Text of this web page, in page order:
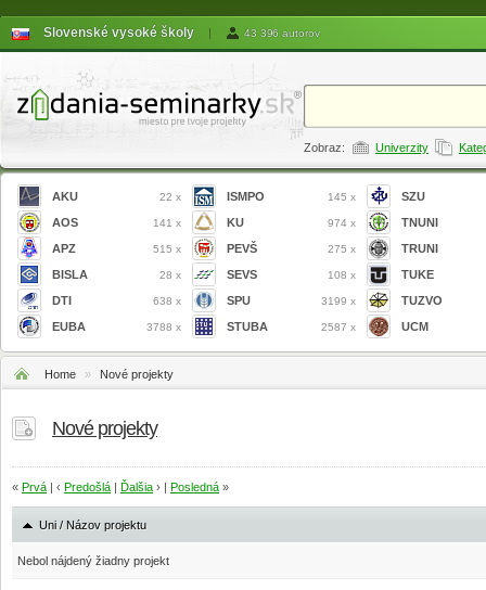
Slovenské vysoké školy | 43 396 autorov
Zobraz: Univerzity
AKU 22 x
AOS 141 x
APZ 515 x
BISLA 28 x
DTI 638 x
EUBA 3788 x
ISMPO 145 x
KU 974 x
PEVŠ 275 x
SEVS 108 x
SPU 3199 x
STUBA 2587 x
SZU
TNUNI
TRUNI
TUKE
TUZVO
UCM
Home » Nové projekty
Nové projekty
« Prvá | ‹ Predošlá | Ďalšia › | Posledná »
Uni / Názov projektu
Nebol nájdený žiadny projekt